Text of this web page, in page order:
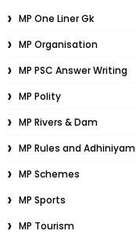
MP One Liner Gk
MP Organisation
MP PSC Answer Writing
MP Polity
MP Rivers & Dam
MP Rules and Adhiniyam
MP Schemes
MP Sports
MP Tourism